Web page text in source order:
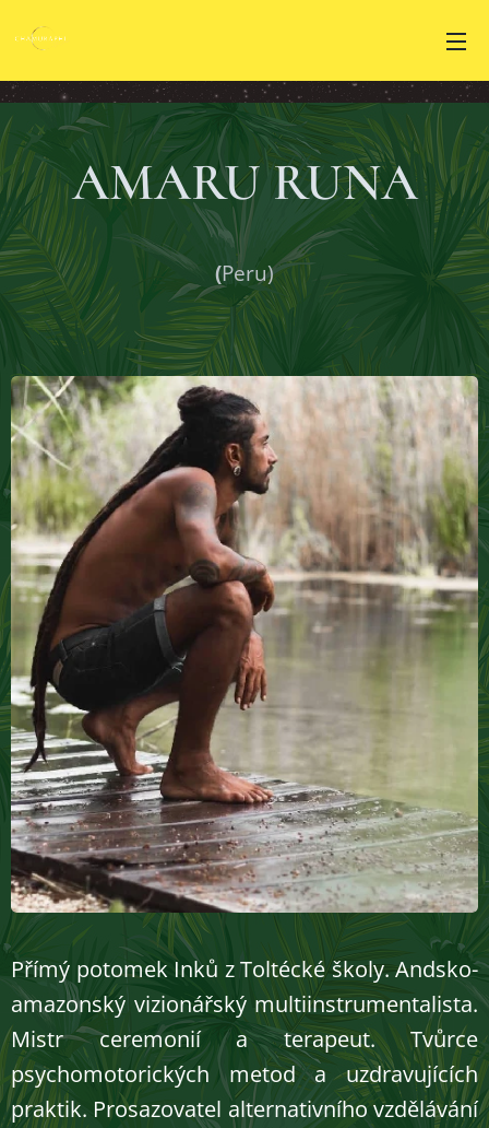
AMARU RUNA
(Peru)
Přímý potomek Inků z Toltécké školy. Andsko-
amazonský vizionářský multiinstrumentalista.
Mistr ceremonií a terapeut. Tvůrce
psychomotorických metod a uzdravujících
praktik. Prosazovatel alternativního vzdělávání